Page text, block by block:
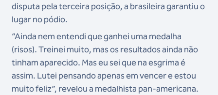
disputa pela terceira posição, a brasileira garantiu o
lugar no pódio.
“Ainda nem entendi que ganhei uma medalha
(risos). Treinei muito, mas os resultados ainda não
tinham aparecido. Mas eu sei que na esgrima é
assim. Lutei pensando apenas em vencer e estou
muito feliz”, revelou a medalhista pan-americana.